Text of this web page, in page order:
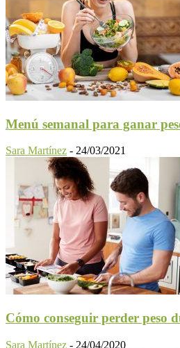
Menú semanal para ganar
Sara Martínez - 24/03/2021
Cómo conseguir perder peso
Sara Martínez - 24/04/2020